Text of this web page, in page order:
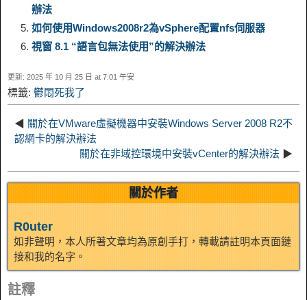
n
k m k
d
n
辦法
如何使用Windows2008r2為vSphere配置nfs伺服器
視窗 8.1 “語言包無法使用”的解決辦法
更新: 2025 年 10 月 25 日 at 7:01 午安
標籤: 鬱悶死我了
◀ 關於在VMware虛擬機器中安裝Windows Server 2008 R2不
認網卡的解決辦法
關於在非域控環境中安裝vCenter的解決辦法 ▶
關於作者
R0uter
如非聲明，本人所著文章均為原創手打，轉載請註明本頁面鏈
接和我的名字。
註釋